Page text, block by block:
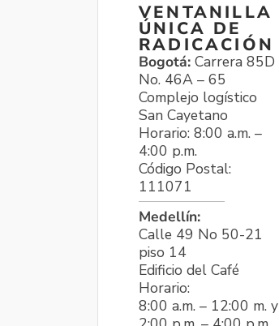
VENTANILLA
ÚNICA DE
RADICACIÓN
Bogotá: Carrera 85D
No. 46A – 65
Complejo logístico
San Cayetano
Horario: 8:00 a.m. –
4:00 p.m.
Código Postal:
111071
Medellín:
Calle 49 No 50-21
piso 14
Edificio del Café
Horario:
8:00 a.m. – 12:00 m. y